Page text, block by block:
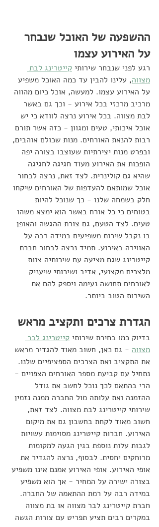
ההשפעה של האוכל שנבחר
על האירוע עצמו
רגע לפני שנבחר שירותי קייטרינג לבת
מצווה, עלינו להבין עד כמה האוכל משפיע
על האירוע עצמו. למעשה, אוכל כיום מהווה
מרכיב מרכזי בכל אירוע - וכך גם באשר
לבת מצווה. בכל אירוע נרצה לוודא כי יש
אוכל איכותי, טעים ומגוון - כזה אשר תורם
רבות להנאת האורחים. מנות שכולם אוהבים,
ובפרט מנות יצירתיות שעוצבו בצורה יפה
הופכות את האירוע מעוד חגיגה לחגיגה
שהיא גם קולינרית. לצד זאת, נרצה לבחור
אוכל שמותאם להעדפות של האורחים שיקחו
חלק בשמחה שלנו - כך שנוכל להיות
בטוחים כי כל אורח באשר הוא ימצא משהו
טעים. לצד הטעם, גם צורת ההגשה והאופן
בו נקבל שירות משפיעים במידה רבה על
האווירה באירוע. תמיד נרצה לבחור חברת
קייטרינג שגם מציעה עם שירותיה צוות
מלצרים מקצועי, אדיב ושירותי שיעניק
לאורחים תחושה נעימה ויספק להם את
השירות הטוב ביותר.
הגדרת צרכים ותקציב מראש
בדיוק כמו בחירת שירותי קייטרינג לבר
מצווה - גם כאן, חשוב מאוד להגדיר מראש
את התקציב ואת הצרכים הספציפיים שלנו.
נתחיל עם קביעת מספר האורחים הצפויים -
הרי בהתאם לכך נוכל לחשב את גודל
ההזמנה ואת עלותה מול החברה ממנה נזמין
שירותי קייטרינג לבת מצווה. לצד זאת,
חשוב מאוד לקחת בחשבון גם את מיקום
האירוע. חברות קייטרינג מסוימות עשויות
לגבות עלות נוספת בגין הגעה למקומות
מרוחקים יחסית. לבסוף, נרצה להגדיר את
אופי האירוע. אופי האירוע אמנם אינו משפיע
בצורה ישירה על המחיר - אך הוא משפיע
במידה רבה על רמת ההתאמה של החברה.
חברת קייטרינג לבר מצווה או בת מצווה
במקרים רבים תציע תפריט עם צורות הגשה